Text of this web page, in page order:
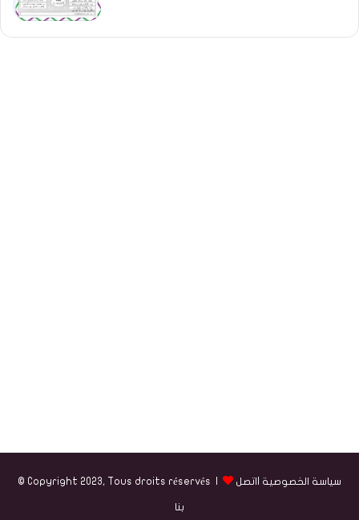
© Copyright 2023, Tous droits réservés | سياسة الخصوصية اتصل
بنا